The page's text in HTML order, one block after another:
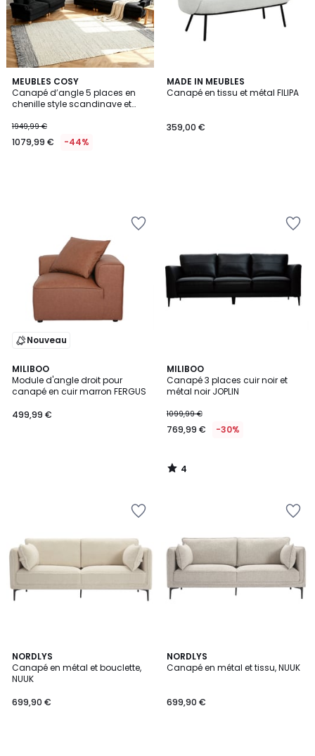
MEUBLES COSY
Canapé d’angle 5 places en
chenille style scandinave et
1949,99 €
1079,99 € -44%
MADE IN MEUBLES
Canapé en tissu et métal FILIPA
359,00 €
Nouveau
MILIBOO
Module d'angle droit pour
canapé en cuir marron FERGUS
499,99 €
MILIBOO
Canapé 3 places cuir noir et
métal noir JOPLIN
1099,99 €
769,99 € -30%
4
/
5
4
/
NORDLYS
Canapé en métal et bouclette,
NUUK
699,90 €
NORDLYS
Canapé en métal et tissu, NUUK
699,90 €